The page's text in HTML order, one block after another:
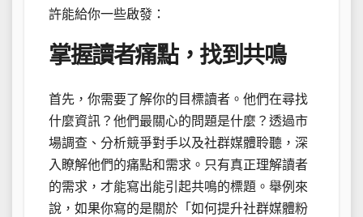
許能給你一些啟發：
掌握讀者痛點，找到共鳴
首先，你需要了解你的目標讀者。他們在尋找
什麼資訊？他們最關心的問題是什麼？透過市
場調查、分析競爭對手以及社群媒體聆聽，深
入瞭解他們的痛點和需求。只有真正理解讀者
的需求，才能寫出能引起共鳴的標題。舉例來
說，如果你寫的是關於「如何提升社群媒體粉